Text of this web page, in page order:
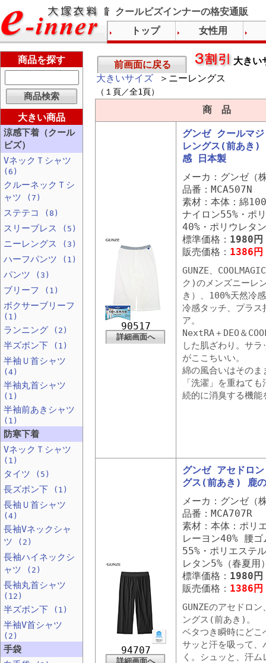
グンゼ下着 涼感下着 クールビズインナーの格安通販
前画面に戻る
大きい
大きいサイズ ＞ニーレングス
（１頁／全1頁）
商 品
90517
詳細画面へ
グンゼ クールマ
レングス(前あき)
感 日本製
メーカ：グンゼ（
品番：MCA507N
素材：本体：綿
ナイロン55%・ポ
40%・ポリウレタ
標準価格： 1980円
販売価格： 1386円
GUNZE、
ク)のメンズニーレ
き）、100%天然冷
冷感タッチ、プラス
ア。
NextRA＋DEO＆
した肌ざわり。サ
がここちいい。
綿の風合いはそのま
「洗濯」を重ねて
続的に消臭する機能
94707
詳細画面へ
グンゼ アセドロ
グス(前あき) 鹿
メーカ：グンゼ（
品番：MCA707R
素材：本体：ポリ
レーヨン40% 腰ゴ
55%・ポリエステ
レタン5%（春夏用
標準価格： 1980円
販売価格： 1386円
GUNZEのアセドロ
ングス(前あき)。
ベタつき瞬時にどこ
サッと汗を吸って、
く。シュッと、汗ム
商品を探す
大きい商品
涼感下着（クール
ビズ）
VネックＴシャツ
(6)
クルーネックＴシ
ャツ
(7)
ステテコ (8)
スリーブレス (5)
ニーレングス (3)
ハーフパンツ (1)
パンツ (3)
ブリーフ (1)
ボクサーブリーフ
(1)
ランニング (2)
半ズボン下 (1)
半袖Ｕ首シャツ
(4)
半袖丸首シャツ
(1)
半袖前あきシャツ
(1)
防寒下着
VネックＴシャツ
(1)
タイツ (5)
長ズボン下 (1)
長袖Ｕ首シャツ
(4)
長袖Vネックシャ
ツ
(2)
長袖ハイネックシ
ャツ
(2)
長袖丸首シャツ
(12)
半ズボン下 (1)
半袖V首シャツ
(2)
手袋
トップ 女性用